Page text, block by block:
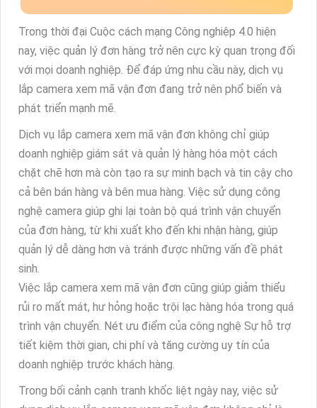
Trong thời đại Cuộc cách mạng Công nghiệp 4.0 hiện
nay, việc quản lý đơn hàng trở nên cực kỳ quan trọng đối
với mọi doanh nghiệp. Để đáp ứng nhu cầu này, dịch vụ
lắp camera xem mã vận đơn đang trở nên phổ biến và
phát triển mạnh mẽ.
Dịch vụ lắp camera xem mã vận đơn không chỉ giúp
doanh nghiệp giám sát và quản lý hàng hóa một cách
chặt chẽ hơn mà còn tạo ra sự minh bạch và tin cậy cho
cả bên bán hàng và bên mua hàng. Việc sử dụng công
nghệ camera giúp ghi lại toàn bộ quá trình vận chuyển
của đơn hàng, từ khi xuất kho đến khi nhận hàng, giúp
quản lý dễ dàng hơn và tránh được những vấn đề phát
sinh.
Việc lắp camera xem mã vận đơn cũng giúp giảm thiểu
rủi ro mất mát, hư hỏng hoặc trội lạc hàng hóa trong quá
trình vận chuyển. Nét ưu điểm của công nghệ Sự hỗ trợ
tiết kiệm thời gian, chi phí và tăng cường uy tín của
doanh nghiệp trước khách hàng.
Trong bối cảnh cạnh tranh khốc liệt ngày nay, việc sử